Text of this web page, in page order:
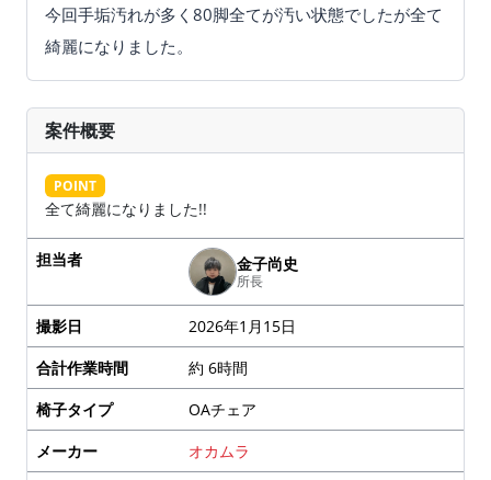
今回手垢汚れが多く80脚全てが汚い状態でしたが全て
綺麗になりました。
案件概要
POINT
全て綺麗になりました!!
担当者 金子尚史
所長
撮影日
2026年1月15日
合計作業時間
約 6時間
椅子タイプ
OAチェア
メーカー
オカムラ